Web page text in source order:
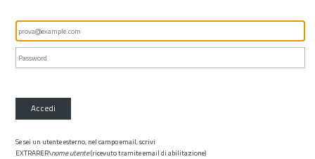
Accedi
Se sei un utente esterno, nel campo email, scrivi
EXTRARER\nome utente(ricevuto tramite email di abilitazione)